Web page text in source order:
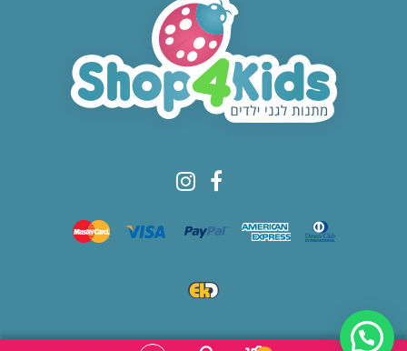
© All rights reserved to Shop4kids